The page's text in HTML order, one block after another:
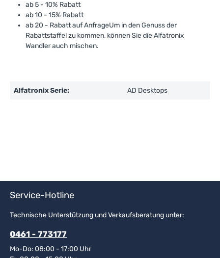
ab 5 - 10% Rabatt
ab 10 - 15% Rabatt
ab 20 - Rabatt auf AnfrageUm in den Genuss der
Rabattstaffel zu kommen, können Sie die Alfatronix
Wandler auch mischen.
Alfatronix Serie: AD Desktops
Service-Hotline
Technische Unterstützung und Verkaufsberatung unter:
0461 - 773177
Mo-Do: 08:00 - 17:00 Uhr